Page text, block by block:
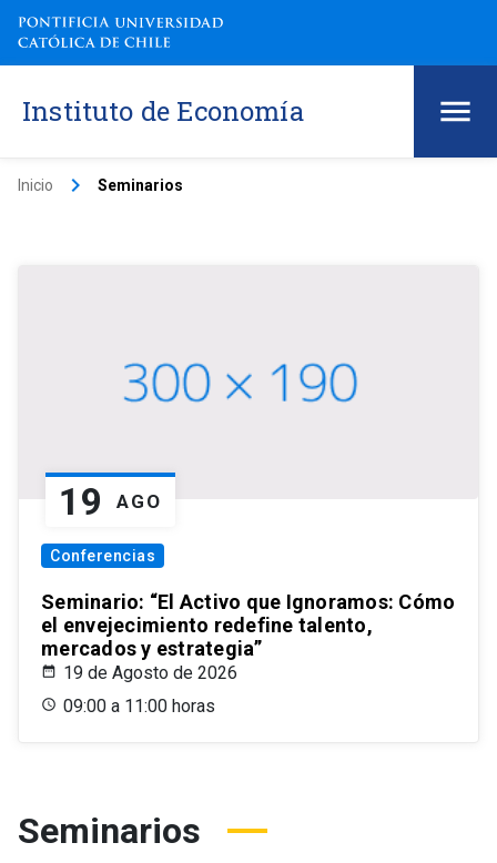
Instituto de Economía
Inicio keyboard_arrow_right Seminarios
19 AGO
Conferencias
Seminario: “El Activo que Ignoramos: Cómo
el envejecimiento redefine talento,
mercados y estrategia”
19 de Agosto de 2026
09:00 a 11:00 horas
Seminarios